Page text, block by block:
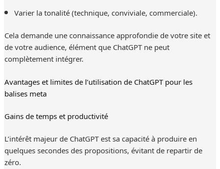
Varier la tonalité (technique, conviviale, commerciale).
Cela demande une connaissance approfondie de votre site et
de votre audience, élément que ChatGPT ne peut
complètement intégrer.
Avantages et limites de l’utilisation de ChatGPT pour les
balises meta
Gains de temps et productivité
L’intérêt majeur de ChatGPT est sa capacité à produire en
quelques secondes des propositions, évitant de repartir de
zéro.